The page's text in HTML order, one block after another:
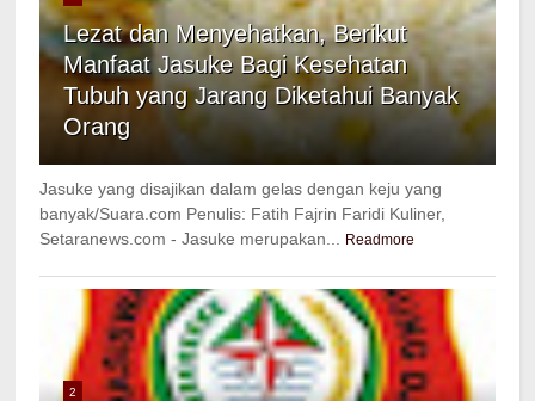
Lezat dan Menyehatkan, Berikut
Manfaat Jasuke Bagi Kesehatan
Tubuh yang Jarang Diketahui Banyak
Orang
Jasuke yang disajikan dalam gelas dengan keju yang
banyak/Suara.com Penulis: Fatih Fajrin Faridi Kuliner,
Setaranews.com - Jasuke merupakan...
Readmore
2